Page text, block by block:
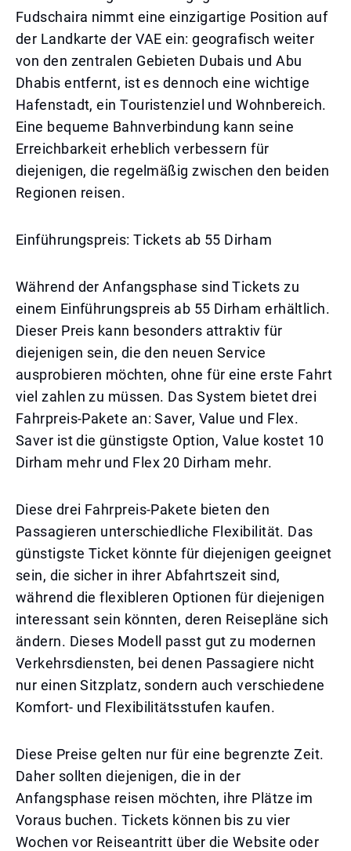
Fudschaira nimmt eine einzigartige Position auf
der Landkarte der VAE ein: geografisch weiter
von den zentralen Gebieten Dubais und Abu
Dhabis entfernt, ist es dennoch eine wichtige
Hafenstadt, ein Touristenziel und Wohnbereich.
Eine bequeme Bahnverbindung kann seine
Erreichbarkeit erheblich verbessern für
diejenigen, die regelmäßig zwischen den beiden
Regionen reisen.
Einführungspreis: Tickets ab 55 Dirham
Während der Anfangsphase sind Tickets zu
einem Einführungspreis ab 55 Dirham erhältlich.
Dieser Preis kann besonders attraktiv für
diejenigen sein, die den neuen Service
ausprobieren möchten, ohne für eine erste Fahrt
viel zahlen zu müssen. Das System bietet drei
Fahrpreis-Pakete an: Saver, Value und Flex.
Saver ist die günstigste Option, Value kostet 10
Dirham mehr und Flex 20 Dirham mehr.
Diese drei Fahrpreis-Pakete bieten den
Passagieren unterschiedliche Flexibilität. Das
günstigste Ticket könnte für diejenigen geeignet
sein, die sicher in ihrer Abfahrtszeit sind,
während die flexibleren Optionen für diejenigen
interessant sein könnten, deren Reisepläne sich
ändern. Dieses Modell passt gut zu modernen
Verkehrsdiensten, bei denen Passagiere nicht
nur einen Sitzplatz, sondern auch verschiedene
Komfort- und Flexibilitätsstufen kaufen.
Diese Preise gelten nur für eine begrenzte Zeit.
Daher sollten diejenigen, die in der
Anfangsphase reisen möchten, ihre Plätze im
Voraus buchen. Tickets können bis zu vier
Wochen vor Reiseantritt über die Website oder